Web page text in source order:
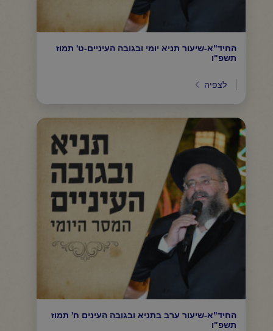
החיד"א-שיעור תניא יומי ובגובה העיניים-ט' תמוז
תשפ"ו
לצפיה
החיד"א-שיעור ערב בתניא ובגובה העינים ח' תמוז
תשפ"ו